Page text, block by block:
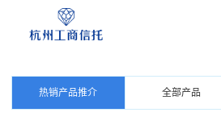
信托产品
热销产品推介 全部产品